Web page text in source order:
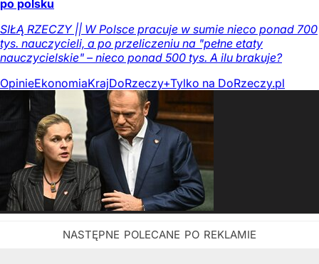
po polsku
SIŁĄ RZECZY || W Polsce pracuje w sumie nieco ponad 700
tys. nauczycieli, a po przeliczeniu na "pełne etaty
nauczycielskie" – nieco ponad 500 tys. A ilu brakuje?
OpinieEkonomiaKrajDoRzeczy+Tylko na DoRzeczy.pl